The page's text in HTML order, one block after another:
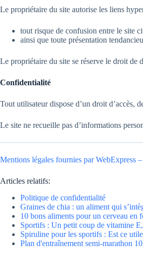
Le propriétaire du site autorise les liens
tout risque de confusion entre le site
ainsi que toute présentation
Le propriétaire du site se réserve le droit de
Confidentialité
Tout utilisateur dispose d’un droit d’accès,
Le site ne recueille pas d’informations
Mentions légales fournies par WebExpress
Articles relatifs:
Politique de confidentialité
Graines de chia : un aliment qui
10 bons aliments pour un cerveau en
Sportifs : Un petit coup de vitamine
Spiruline pour les sportifs : Est ce
Plan d'entraînement semi-marathon